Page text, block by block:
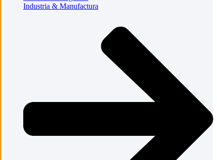
Industria & Manufactura